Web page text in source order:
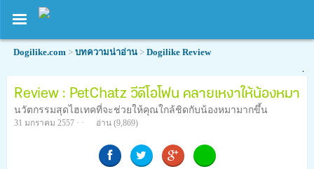
Dogilike.com > บทความน่าอ่าน > Dogilike Review
Review : PetChatz วีดีโอโฟน คลายเหงาให้น้องหมา
นวัตกรรมสุดไฮเทคที่จะช่วยให้คุณใกล้ชิดกับน้องหมามากขึ้น
31 มกราคม 2557 · · อ่าน (9,869)